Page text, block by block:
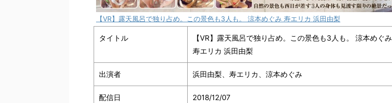
【VR】露天風呂で独り占め。この景色も3人も。 涼本めぐみ 寿エリカ 浜田由梨
タイトル
【VR】露天風呂で独り占め。この景色も3人も。 涼本めぐみ
寿エリカ 浜田由梨
出演者 浜田由梨、寿エリカ、涼本めぐみ
配信日 2018/12/07